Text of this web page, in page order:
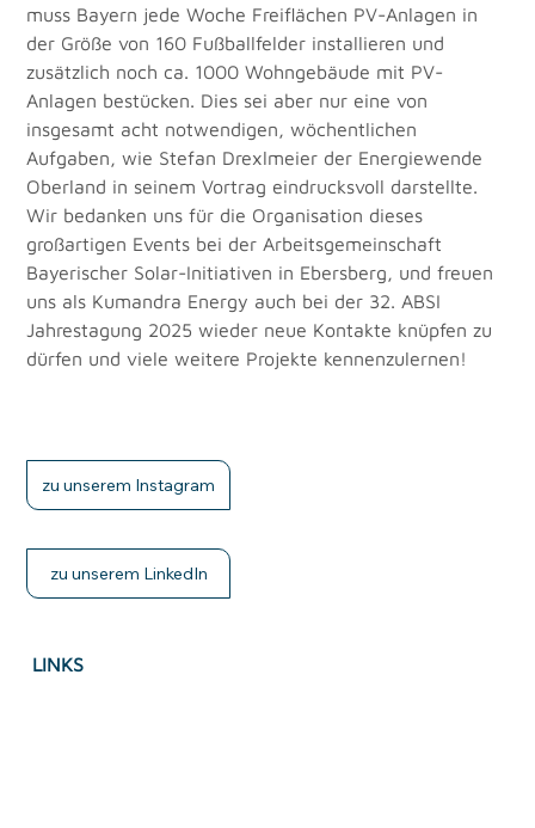
muss Bayern jede Woche Freiflächen PV-Anlagen in
der Größe von 160 Fußballfelder installieren und
zusätzlich noch ca. 1000 Wohngebäude mit PV-
Anlagen bestücken. Dies sei aber nur eine von
insgesamt acht notwendigen, wöchentlichen
Aufgaben, wie Stefan Drexlmeier der Energiewende
Oberland in seinem Vortrag eindrucksvoll darstellte.
Wir bedanken uns für die Organisation dieses
großartigen Events bei der Arbeitsgemeinschaft
Bayerischer Solar-Initiativen in Ebersberg, und freuen
uns als Kumandra Energy auch bei der 32. ABSI
Jahrestagung 2025 wieder neue Kontakte knüpfen zu
dürfen und viele weitere Projekte kennenzulernen!
zu unserem Instagram
zu unserem LinkedIn
LINKS